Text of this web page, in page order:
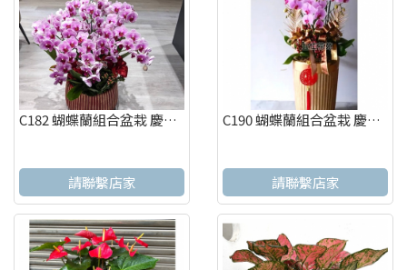
C182 蝴蝶蘭組合盆栽 慶祝榮陞、開幕喬遷、參展成功、祝賀花禮
請聯繫店家
C190 蝴蝶蘭組合盆栽 慶祝榮陞、開幕喬遷、參展成功、祝賀花禮
請聯繫店家